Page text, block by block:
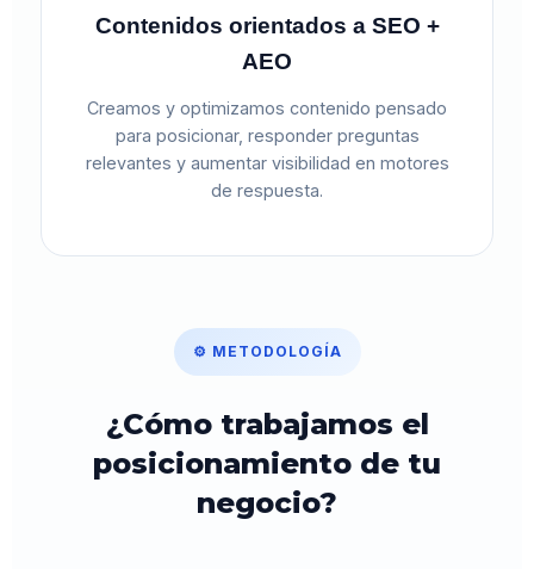
Contenidos orientados a SEO +
AEO
Creamos y optimizamos contenido pensado
para posicionar, responder preguntas
relevantes y aumentar visibilidad en motores
de respuesta.
⚙️ METODOLOGÍA
¿Cómo trabajamos el
posicionamiento de tu
negocio?